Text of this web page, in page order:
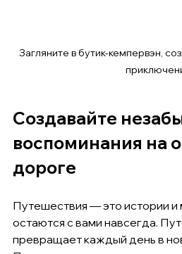
Загляните в бутик-кемпервэн,
Создавайте
воспоминания на
дороге
Путешествия — это истории
остаются с вами навсегда.
превращает каждый день в